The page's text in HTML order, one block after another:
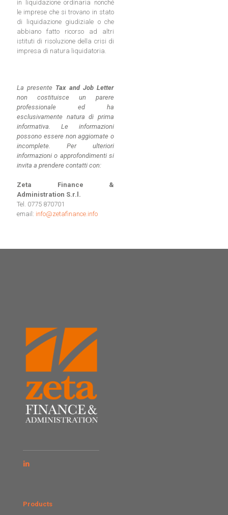
in liquidazione ordinaria nonché
le imprese che si trovano in stato
di liquidazione giudiziale o che
abbiano fatto ricorso ad altri
istituti di risoluzione della crisi di
impresa di natura liquidatoria.
La presente Tax and Job Letter
non costituisce un parere
professionale ed ha
esclusivamente natura di prima
informativa. Le informazioni
possono essere non aggiornate o
incomplete.
Per ulteriori
informazioni o approfondimenti si
invita a prendere contatti con:
Zeta Finance &
Administration S.r.l.
Tel. 0775 870701
email: info@zetafinance.info
Products